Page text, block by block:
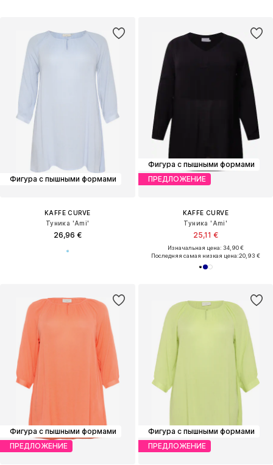
Фигура с пышными формами
KAFFE CURVE
Туника 'Ami'
26,96 €
Фигура с пышными формами
ПРЕДЛОЖЕНИЕ
KAFFE CURVE
Туника 'Ami'
25,11 €
Изначальная цена: 34,90 €
Последняя самая низкая цена:20,93 €
Фигура с пышными формами
ПРЕДЛОЖЕНИЕ
Фигура с пышными формами
ПРЕДЛОЖЕНИЕ